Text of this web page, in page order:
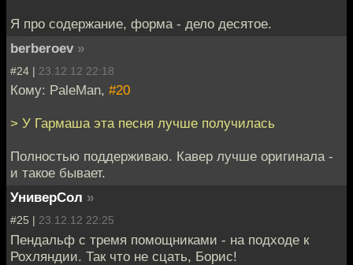
Я про содержание, форма - дело десятое.
berberoev »
#24 | 23.12.12 22:18
Кому: PaleMan, #20
> У Гармаша эта песня лучше получилась
Полностью поддерживаю. Кавер лучше оригинала -
и такое бывает.
УниверСол »
#25 | 23.12.12 22:25
Пендальф с тремя помощниками - на подходе к
Рохляндии. Так что не сцать, Борис!